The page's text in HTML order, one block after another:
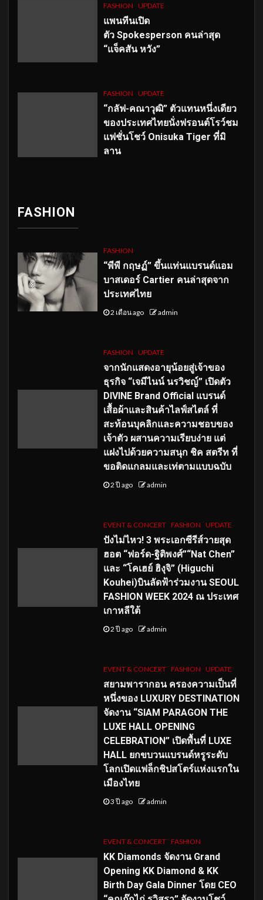
FASHION UPDATE
แพนทีนเปิด
ตัว Spokesperson คนล่าสุด
“แจ็คสัน หวัง”
FASHION UPDATE
“กลัฟ-คณาวุฒิ” ตัวแทนหนึ่งเดียว
ของประเทศไทยนั่งฟรอนต์โรว์ชม
แฟชั่นโชว์ Onisuka Tiger ที่มิ
ลาน
FASHION
FASHION
“พีพี กฤษฏ์” ขึ้นแท่นแบรนด์แอม
บาสเดอร์ Cartier คนล่าสุดจาก
ประเทศไทย
2 เดือน ago admin
FASHION UPDATE
จากนักแสดงอายุน้อยสู่เจ้าของ
ธุรกิจ “เจมีไนน์ นรวิชญ์” เปิดตัว
DIVINE Brand Official แบรนด์
เสื้อผ้าและสินค้าไลฟ์สไตล์ ที่
สะท้อนบุคลิกและความชอบของ
เจ้าตัว ผสานความเรียบง่าย แต่
แฝงไปด้วยความสนุก ชิค สตรีท ที่
ขอติดแกลมและเท่ตามแบบฉบับ
2 ปี ago admin
EVENT & CONCERT FASHION UPDATE
ปังไม่ไหว! 3 พระเอกซีรีส์วายสุด
ฮอต “ฟอร์ด-ฐิติพงศ์”“Nat Chen”
และ “โคเฮย์ ฮิงุจิ” (Higuchi
Kouhei)บินลัดฟ้าร่วมงาน SEOUL
FASHION WEEK 2024 ณ ประเทศ
เกาหลีใต้
2 ปี ago admin
EVENT & CONCERT FASHION UPDATE
สยามพารากอน ครองความเป็นที่
หนึ่งของ LUXURY DESTINATION
จัดงาน “SIAM PARAGON THE
LUXE HALL OPENING
CELEBRATION” เปิดพื้นที่ LUXE
HALL ยกขบวนแบรนด์หรูระดับ
โลกเปิดแฟล็กชิปสโตร์แห่งแรกใน
เมืองไทย
3 ปี ago admin
EVENT & CONCERT FASHION
KK Diamonds จัดงาน Grand
Opening KK Diamond & KK
Birth Day Gala Dinner โดย CEO